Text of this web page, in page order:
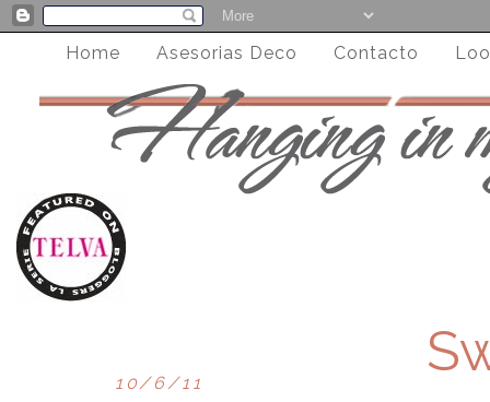
Home Asesorias Deco Contacto
10/6/11